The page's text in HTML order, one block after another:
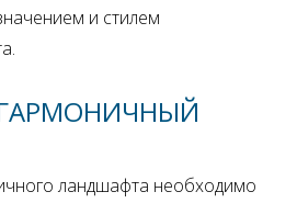
и стилем
ландшафта необходимо